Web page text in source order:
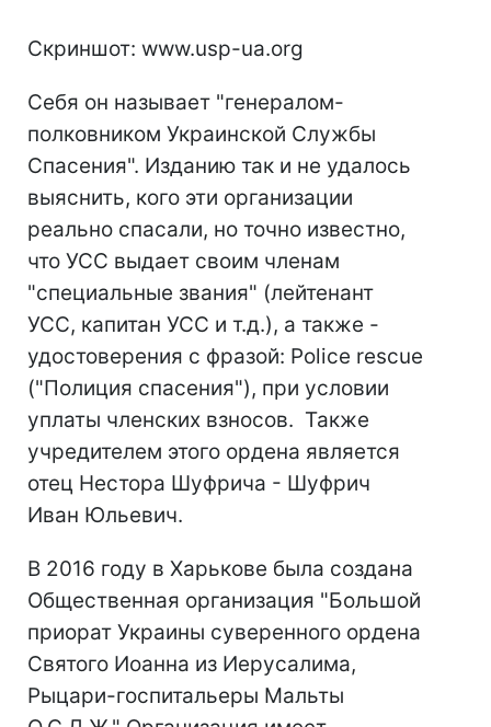
Скриншот: www.usp-ua.org
Себя он называет "генералом-
полковником Украинской Службы
Спасения". Изданию так и не удалось
выяснить, кого эти организации
реально спасали, но точно известно,
что УСС выдает своим членам
"специальные звания" (лейтенант
УСС, капитан УСС и т.д.), а также -
удостоверения с фразой: Police rescue
("Полиция спасения"), при условии
уплаты членских взносов. Также
учредителем этого ордена является
отец Нестора Шуфрича - Шуфрич
Иван Юльевич.
В 2016 году в Харькове была создана
Общественная организация "Большой
приорат Украины суверенного ордена
Святого Иоанна из Иерусалима,
Рыцари-госпитальеры Мальты